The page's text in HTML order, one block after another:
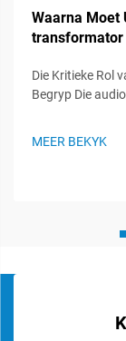
Waarna Moet
transformator
Die Kritieke Rol
Begryp Die
MEER BEKYK